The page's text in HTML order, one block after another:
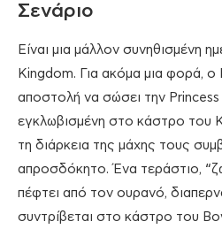
Σενάριο
Είναι μια μάλλον συνηθισμένη
Kingdom. Για ακόμα μια φορά, ο
αποστολή να σώσει την Princess
εγκλωβισμένη στο κάστρο του
τη διάρκεια της μάχης τους
απροσδόκητο. Ένα τεράστιο,
πέφτει από τον ουρανό,
συντρίβεται στο κάστρο του